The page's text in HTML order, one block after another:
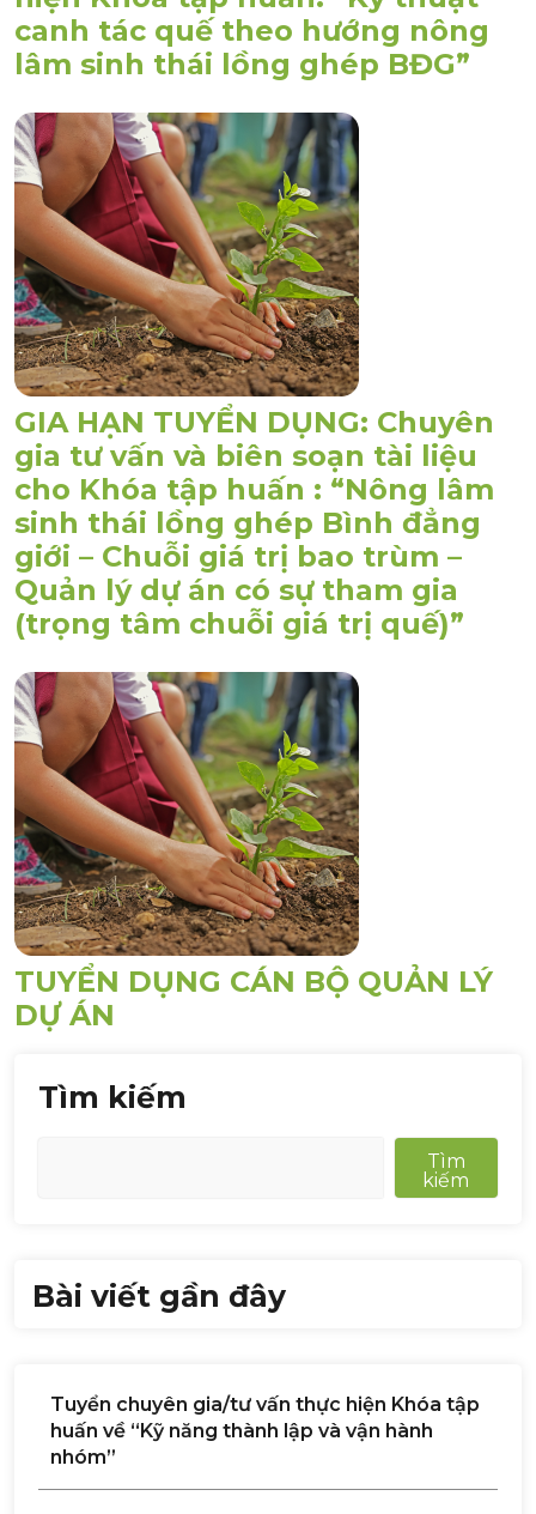
canh tác quế theo hướng nông
lâm sinh thái lồng ghép BĐG”
GIA HẠN TUYỂN DỤNG: Chuyên
gia tư vấn và biên soạn tài liệu
cho Khóa tập huấn : “Nông lâm
sinh thái lồng ghép Bình đẳng
giới – Chuỗi giá trị bao trùm –
Quản lý dự án có sự tham gia
(trọng tâm chuỗi giá trị quế)”
TUYỂN DỤNG CÁN BỘ QUẢN LÝ
DỰ ÁN
Tìm kiếm
Tìm
kiếm
Bài viết gần đây
Tuyển chuyên gia/tư vấn thực hiện Khóa tập
huấn về “Kỹ năng thành lập và vận hành
nhóm”